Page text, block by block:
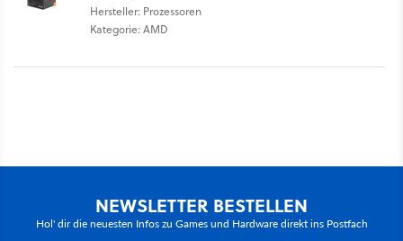
Hersteller: Prozessoren
Kategorie: AMD
NEWSLETTER BESTELLEN
Hol' dir die neuesten Infos zu Games und Hardware direkt ins Postfach